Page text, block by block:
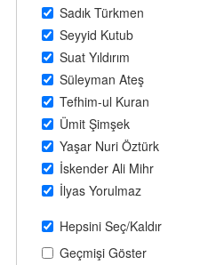
Sadık Türkmen
Seyyid Kutub
Suat Yıldırım
Süleyman Ateş
Tefhim-ul Kuran
Ümit Şimşek
Yaşar Nuri Öztürk
İskender Ali Mihr
İlyas Yorulmaz
Hepsini Seç/Kaldır
Geçmişi Göster